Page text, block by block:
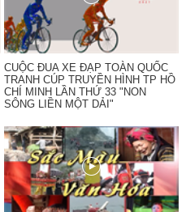
CUỘC ĐUA XE ĐẠP TOÀN QUỐC
TRANH CÚP TRUYỀN HÌNH TP HỒ
CHÍ MINH LẦN THỨ 33 "NON
SÔNG LIỀN MỘT DẢI"